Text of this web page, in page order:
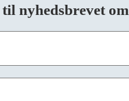
nyhedsbrevet